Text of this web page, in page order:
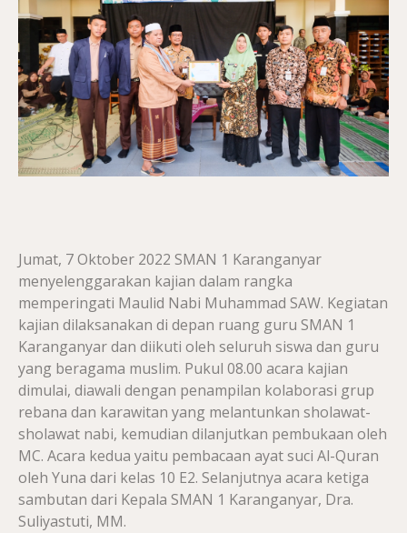
Jumat, 7 Oktober 2022 SMAN 1 Karanganyar
menyelenggarakan kajian dalam rangka
memperingati Maulid Nabi Muhammad SAW. Kegiatan
kajian dilaksanakan di depan ruang guru SMAN 1
Karanganyar dan diikuti oleh seluruh siswa dan guru
yang beragama muslim. Pukul 08.00 acara kajian
dimulai, diawali dengan penampilan kolaborasi grup
rebana dan karawitan yang melantunkan sholawat-
sholawat nabi, kemudian dilanjutkan pembukaan oleh
MC. Acara kedua yaitu pembacaan ayat suci Al-Quran
oleh Yuna dari kelas 10 E2. Selanjutnya acara ketiga
sambutan dari Kepala SMAN 1 Karanganyar, Dra.
Suliyastuti, MM.